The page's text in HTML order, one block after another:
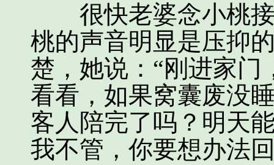
很快老婆念小桃接
桃的声音明显是压抑
楚，她说：“刚进家
看看，如果窝囊废没
客人陪完了吗？明天
我不管，你要想办法